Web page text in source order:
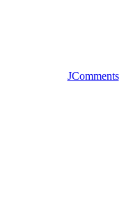
JComments